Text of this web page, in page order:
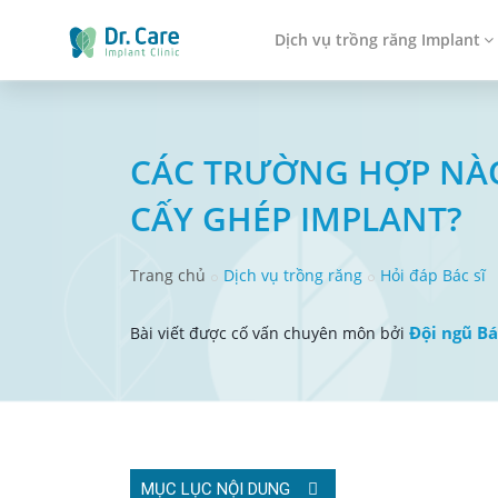
Dịch vụ trồng răng Implant
CÁC TRƯỜNG HỢP
CẤY GHÉP IMPLANT?
Trang chủ Dịch vụ trồng răng Hỏi đáp Bác sĩ
Bài viết được cố vấn chuyên môn bởi Đội ngũ
MỤC LỤC NỘI DUNG